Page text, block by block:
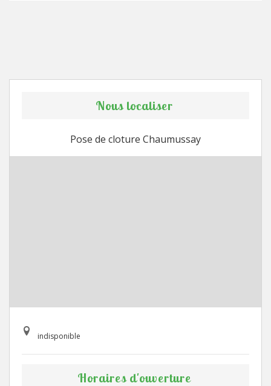
Nous localiser
Pose de cloture Chaumussay
indisponible
Horaires d'ouverture